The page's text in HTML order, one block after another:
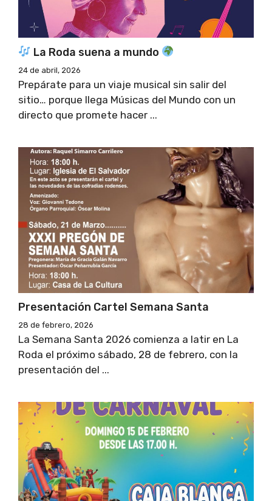
La Roda suena a mundo
24 de abril, 2026
Prepárate para un viaje musical sin salir del
sitio… porque llega Músicas del Mundo con un
directo que promete hacer ...
Presentación Cartel Semana Santa
28 de febrero, 2026
La Semana Santa 2026 comienza a latir en La
Roda el próximo sábado, 28 de febrero, con la
presentación del ...